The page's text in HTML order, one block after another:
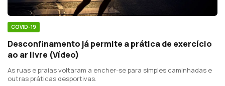
COVID-19
Desconfinamento já permite a prática de exercício
ao ar livre (Vídeo)
As ruas e praias voltaram a encher-se para simples caminhadas e
outras práticas desportivas.